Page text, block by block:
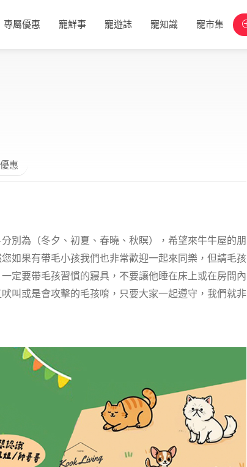
專屬優惠 寵鮮事 寵遊誌 寵知識 寵市集
惠
別為（冬夕、初夏、春曉、秋瞑），希望來牛牛屋的朋
如果有帶毛小孩我們也非常歡迎一起來同樂，但請毛孩
定要帶毛孩習慣的寢具，不要讓他睡在床上或在房間內
叫或是會攻擊的毛孩唷，只要大家一起遵守，我們就非